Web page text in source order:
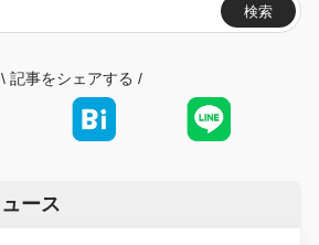
検索
\ 記事をシェアする /
ース